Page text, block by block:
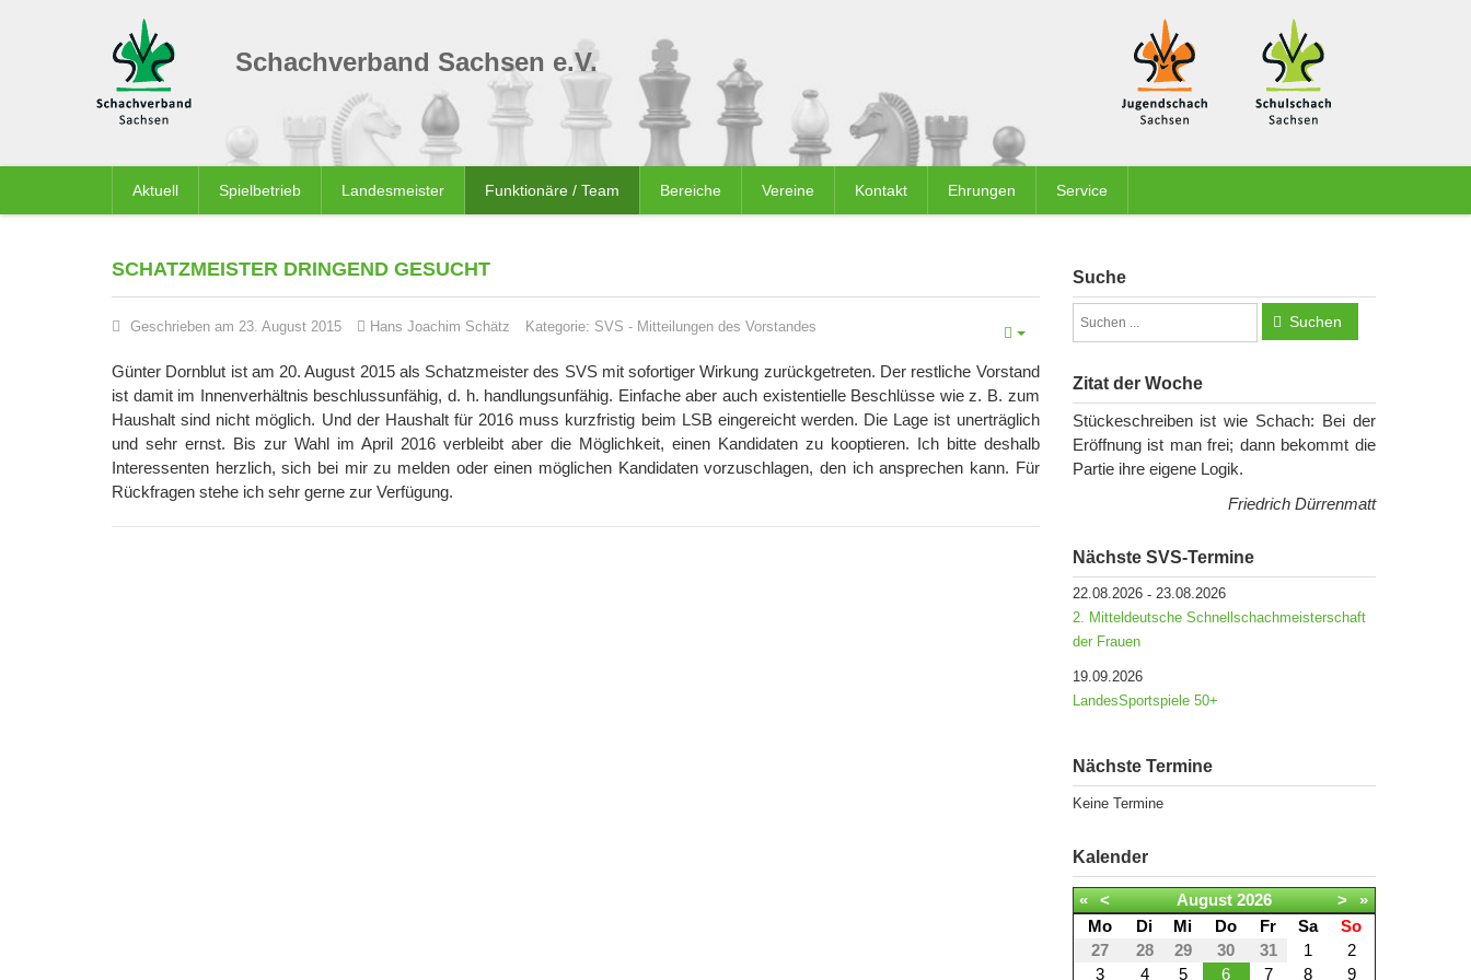
Schachverband Sachsen e.V.
Aktuell Spielbetrieb Landesmeister Funktionäre / Team Bereiche Vereine Kontakt Ehrungen Service
SCHATZMEISTER DRINGEND GESUCHT
Geschrieben am 23. August 2015 Hans Joachim Schätz Kategorie: SVS - Mitteilungen des Vorstandes
Günter Dornblut ist am 20. August 2015 als Schatzmeister des SVS mit sofortiger Wirkung zurückgetreten. Der restliche Vorstand
ist damit im Innenverhältnis beschlussunfähig, d. h. handlungsunfähig. Einfache aber auch existentielle Beschlüsse wie z. B. zum
Haushalt sind nicht möglich. Und der Haushalt für 2016 muss kurzfristig beim LSB eingereicht werden. Die Lage ist unerträglich
und sehr ernst. Bis zur Wahl im April 2016 verbleibt aber die Möglichkeit, einen Kandidaten zu kooptieren. Ich bitte deshalb
Interessenten herzlich, sich bei mir zu melden oder einen möglichen Kandidaten vorzuschlagen, den ich ansprechen kann. Für
Rückfragen stehe ich sehr gerne zur Verfügung.
Suche
Suchen
Zitat der Woche
Stückeschreiben ist wie Schach: Bei der
Eröffnung ist man frei; dann bekommt die
Partie ihre eigene Logik.
Friedrich Dürrenmatt
Nächste SVS-Termine
22.08.2026- 23.08.2026
2. Mitteldeutsche Schnellschachmeisterschaft
der Frauen
19.09.2026
LandesSportspiele 50+
Nächste Termine
Keine Termine
Kalender
« < August 2026 >
»
Mo
Di Mi Do Fr Sa
So
27
28 29 30 31 1
2
3
4 5 6 7 8 9